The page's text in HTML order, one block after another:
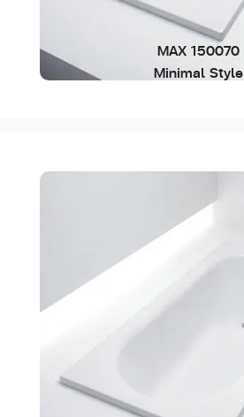
MAX 150070
Minimal Style